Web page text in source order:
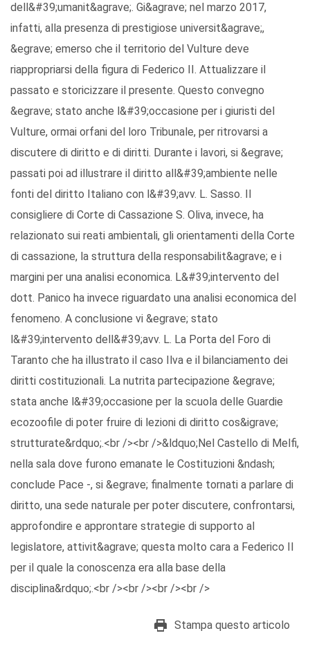
dell&#39;umanit&agrave;. Gi&agrave; nel marzo 2017,
infatti, alla presenza di prestigiose universit&agrave;,
&egrave; emerso che il territorio del Vulture deve
riappropriarsi della figura di Federico II. Attualizzare il
passato e storicizzare il presente. Questo convegno
&egrave; stato anche l&#39;occasione per i giuristi del
Vulture, ormai orfani del loro Tribunale, per ritrovarsi a
discutere di diritto e di diritti. Durante i lavori, si &egrave;
passati poi ad illustrare il diritto all&#39;ambiente nelle
fonti del diritto Italiano con l&#39;avv. L. Sasso. Il
consigliere di Corte di Cassazione S. Oliva, invece, ha
relazionato sui reati ambientali, gli orientamenti della Corte
di cassazione, la struttura della responsabilit&agrave; e i
margini per una analisi economica. L&#39;intervento del
dott. Panico ha invece riguardato una analisi economica del
fenomeno. A conclusione vi &egrave; stato
l&#39;intervento dell&#39;avv. L. La Porta del Foro di
Taranto che ha illustrato il caso Ilva e il bilanciamento dei
diritti costituzionali. La nutrita partecipazione &egrave;
stata anche l&#39;occasione per la scuola delle Guardie
ecozoofile di poter fruire di lezioni di diritto cos&igrave;
strutturate&rdquo;.<br /><br />&ldquo;Nel Castello di Melfi,
nella sala dove furono emanate le Costituzioni &ndash;
conclude Pace -, si &egrave; finalmente tornati a parlare di
diritto, una sede naturale per poter discutere, confrontarsi,
approfondire e approntare strategie di supporto al
legislatore, attivit&agrave; questa molto cara a Federico II
per il quale la conoscenza era alla base della
disciplina&rdquo;.<br /><br /><br /><br />
Stampa questo articolo